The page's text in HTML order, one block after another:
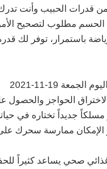
قدرات الحبيب وأنت
الحسم مطلوب لتصحيح
باستمرار، توفر لك
19-11-2021
لاختراق الحواجز
مسلكاً جديداً تختاره في
الإمكان ممارسة سحرك
صحي يساعد كثيراً